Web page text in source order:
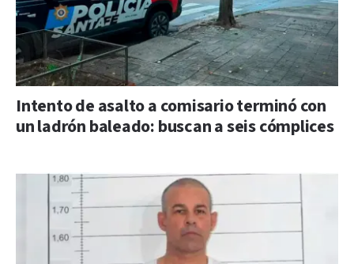
Intento de asalto a comisario terminó con
un ladrón baleado: buscan a seis cómplices